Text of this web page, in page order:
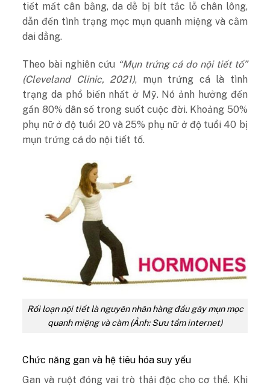
tiết mất cân bằng, da dễ bị bít tắc lỗ chân lông,
dẫn đến tình trạng mọc mụn quanh miệng và cằm
dai dẳng.
Theo bài nghiên cứu “Mụn trứng cá do nội tiết tố”
(Cleveland Clinic, 2021), mụn trứng cá là tình
trạng da phổ biến nhất ở Mỹ. Nó ảnh hưởng đến
gần 80% dân số trong suốt cuộc đời. Khoảng 50%
phụ nữ ở độ tuổi 20 và 25% phụ nữ ở độ tuổi 40 bị
mụn trứng cá do nội tiết tố.
Rối loạn nội tiết là nguyên nhân hàng đầu gây mụn mọc
quanh miệng và càm (Ảnh: Sưu tầm internet)
Chức năng gan và hệ tiêu hóa suy yếu
Gan và ruột đóng vai trò thải độc cho cơ thể. Khi